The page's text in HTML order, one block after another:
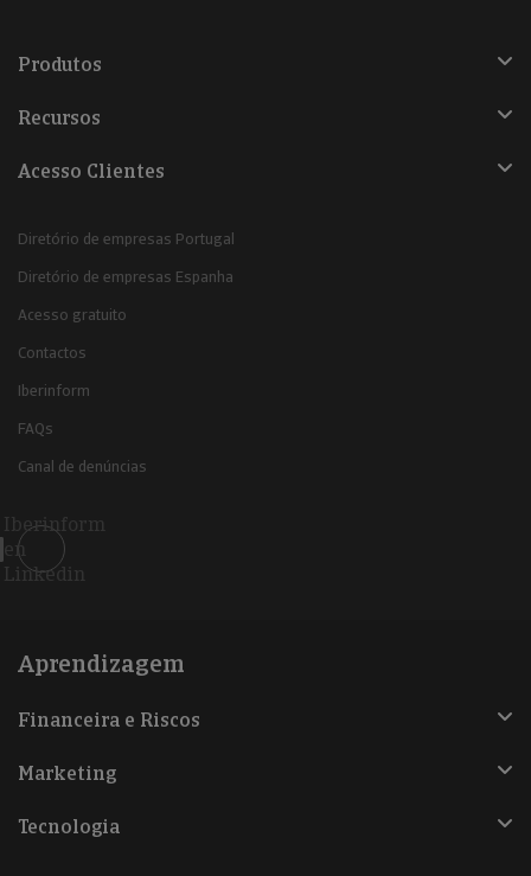
Produtos
Recursos
Acesso Clientes
Diretório de empresas Portugal
Diretório de empresas Espanha
Acesso gratuito
Contactos
Iberinform
FAQs
Canal de denúncias
Iberinform
en
Linkedin
Aprendizagem
Financeira e Riscos
Marketing
Tecnologia